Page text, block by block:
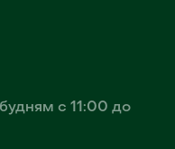
с 11:00 до